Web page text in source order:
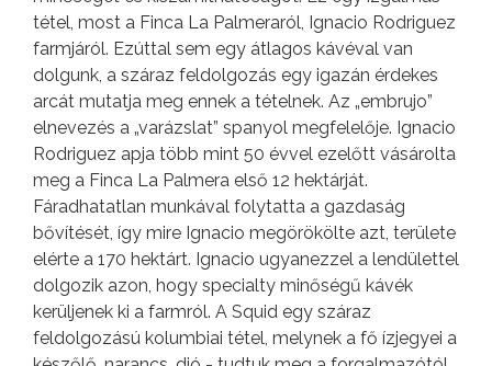
tétel, most a Finca La Palmeraról, Ignacio Rodriguez
farmjáról. Ezúttal sem egy átlagos kávéval van
dolgunk, a száraz feldolgozás egy igazán érdekes
arcát mutatja meg ennek a tételnek. Az „embrujo”
elnevezés a „varázslat” spanyol megfelelője. Ignacio
Rodriguez apja több mint 50 évvel ezelőtt vásárolta
meg a Finca La Palmera első 12 hektárját.
Fáradhatatlan munkával folytatta a gazdaság
bővítését, így mire Ignacio megörökölte azt, területe
elérte a 170 hektárt. Ignacio ugyanezzel a lendülettel
dolgozik azon, hogy specialty minőségű kávék
kerüljenek ki a farmról. A Squid egy száraz
feldolgozású kolumbiai tétel, melynek a fő ízjegyei a